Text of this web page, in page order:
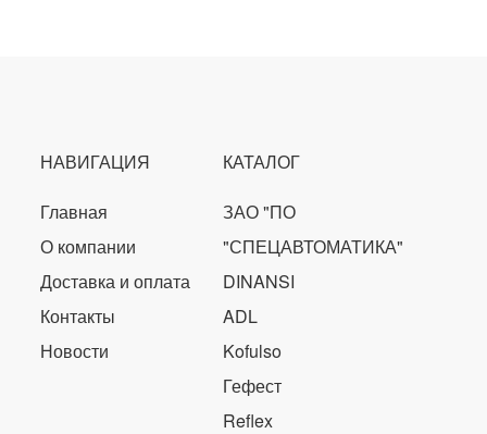
НАВИГАЦИЯ
Главная
О компании
Доставка и оплата
Контакты
Новости
КАТАЛОГ
ЗАО "ПО
"СПЕЦАВТОМАТИКА"
DINANSI
ADL
Kofulso
Гефест
Reflex